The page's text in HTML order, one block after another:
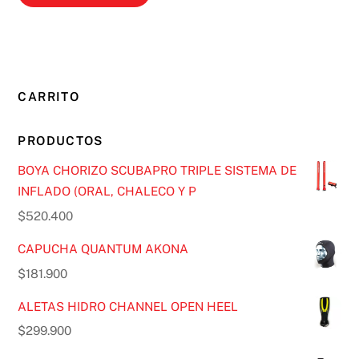
CARRITO
PRODUCTOS
BOYA CHORIZO SCUBAPRO TRIPLE SISTEMA DE
INFLADO (ORAL, CHALECO Y P
$520.400
CAPUCHA QUANTUM AKONA
$181.900
ALETAS HIDRO CHANNEL OPEN HEEL
$299.900